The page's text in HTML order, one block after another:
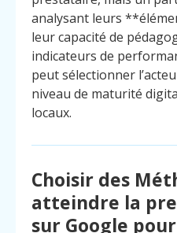
analysant leurs
leur capacité de
indicateurs de
peut sélectionner
niveau de maturité
locaux.
Choisir des
atteindre la
sur Google